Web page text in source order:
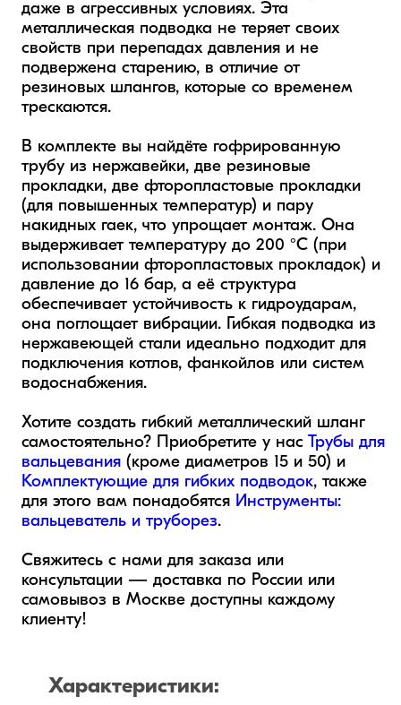
даже в агрессивных условиях. Эта
металлическая подводка не теряет своих
свойств при перепадах давления и не
подвержена старению, в отличие от
резиновых шлангов, которые со временем
трескаются.
В комплекте вы найдёте гофрированную
трубу из нержавейки, две резиновые
прокладки, две фторопластовые прокладки
(для повышенных температур) и пару
накидных гаек, что упрощает монтаж. Она
выдерживает температуру до 200 °C (при
использовании фторопластовых прокладок) и
давление до 16 бар, а её структура
обеспечивает устойчивость к гидроударам,
она поглощает вибрации. Гибкая подводка из
нержавеющей стали идеально подходит для
подключения котлов, фанкойлов или систем
водоснабжения.
Хотите создать гибкий металлический шланг
самостоятельно? Приобретите у нас Трубы для
вальцевания
(кроме диаметров 15 и 50) и
Комплектующие для гибких подводок, также
для этого вам понадобятся Инструменты:
вальцеватель и труборез.
Свяжитесь с нами для заказа или
консультации — доставка по России или
самовывоз в Москве доступны каждому
клиенту!
Характеристики: